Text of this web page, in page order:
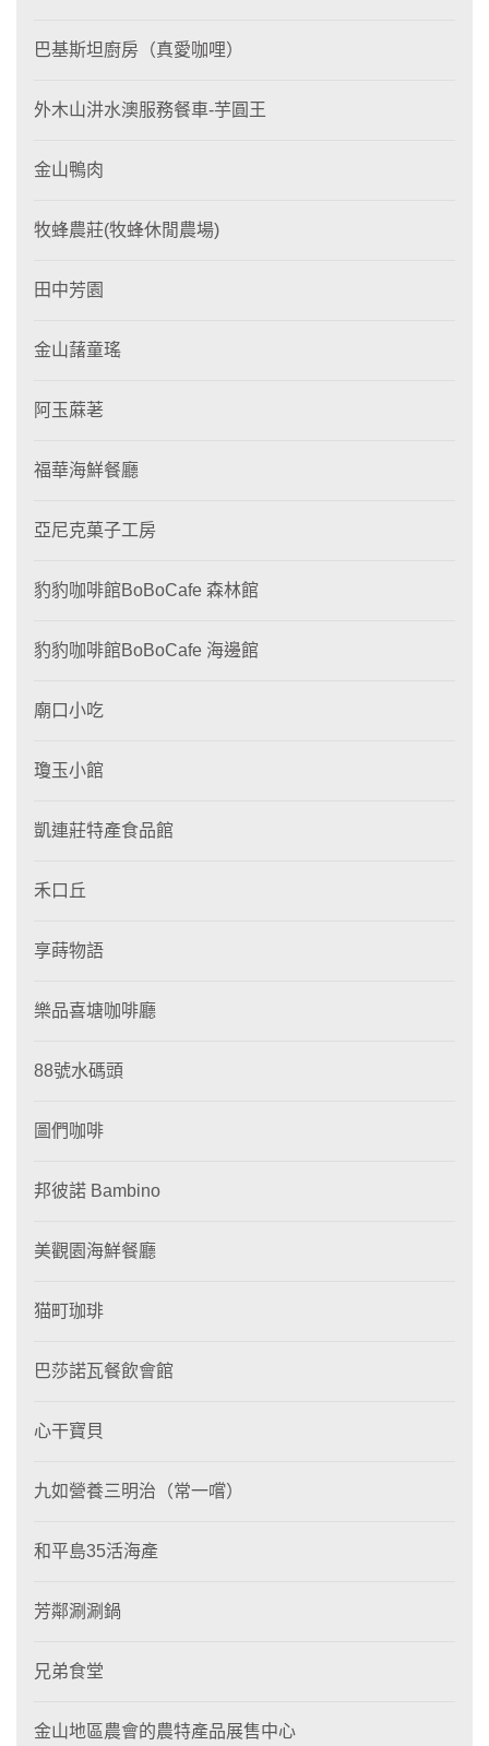
巴基斯坦廚房（真愛咖哩）
外木山汫水澳服務餐車-芋圓王
金山鴨肉
牧蜂農莊(牧蜂休閒農場)
田中芳園
金山藷童瑤
阿玉蔴荖
福華海鮮餐廳
亞尼克菓子工房
豹豹咖啡館BoBoCafe 森林館
豹豹咖啡館BoBoCafe 海邊館
廟口小吃
瓊玉小館
凱連莊特產食品館
禾口丘
享蒔物語
樂品喜塘咖啡廳
88號水碼頭
圖們咖啡
邦彼諾 Bambino
美觀園海鮮餐廳
猫町珈琲
巴莎諾瓦餐飲會館
心干寶貝
九如營養三明治（常一嚐）
和平島35活海產
芳鄰涮涮鍋
兄弟食堂
金山地區農會的農特產品展售中心